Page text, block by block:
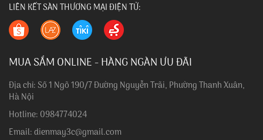
LIÊN KẾT SÀN THƯƠNG MẠI ĐIỆN TỬ:
MUA SẮM ONLINE - HÀNG NGÀN ƯU ĐÃI
Địa chỉ: Số 1 Ngõ 190/7 Đường Nguyễn Trãi, Phường Thanh Xuân,
Hà Nội
Hotline: 0984774024
Email: dienmay3c@gmail.com